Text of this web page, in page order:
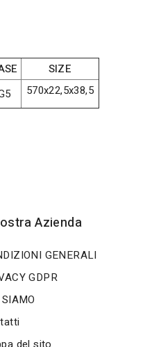
SIZE
570x22,5x38,5
Azienda
GENERALI
GDPR